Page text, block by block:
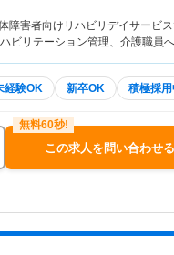
障害者向けリハビリデイサービ
ビリテーション管理、介護職員
経験OK 新卒OK 積極採用
この求人を問い合わせる